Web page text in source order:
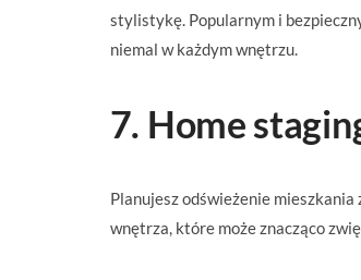
stylistykę. Popularnym i
niemal w każdym wnętrzu.
7. Home
Planujesz odświeżenie
wnętrza, które może znacząco